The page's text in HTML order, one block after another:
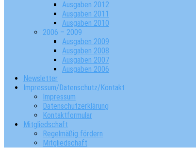
Ausgaben 2012
Ausgaben 2011
Ausgaben 2010
2006 – 2009
Ausgaben 2009
Ausgaben 2008
Ausgaben 2007
Ausgaben 2006
Newsletter
Impressum/Datenschutz/Kontakt
Impressum
Datenschutzerklärung
Kontaktformular
Mitgliedschaft
Regelmäßig fördern
Mitgliedschaft